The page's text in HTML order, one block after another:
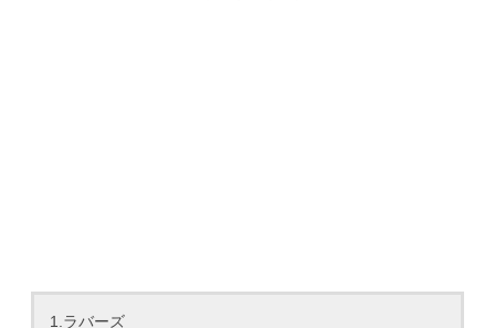
1.ラバーズ